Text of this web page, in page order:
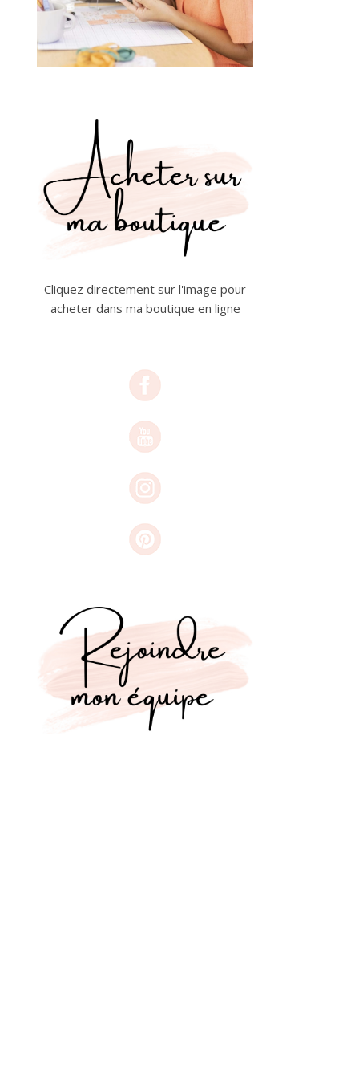
Cliquez directement sur l'image pour
acheter dans ma boutique en ligne